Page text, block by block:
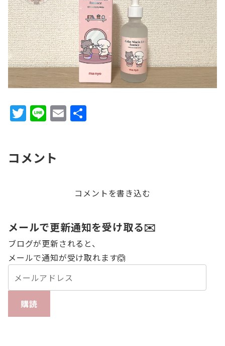
T
w
te
Li
n
E
m
コメント
コメントを書き込む
メールで更新通知を受け取る✉️
ブログが更新されると、
メールで通知が受け取れます🙆
購読